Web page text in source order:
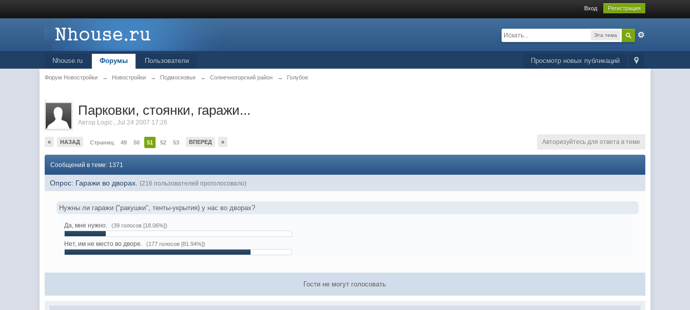
Вход Регистрация
Эта тема
Просмотр новых публикаций
Nhouse.ru Форумы Пользователи
Форум Новостройки → Новостройки → Подмосковье → Солнечногорский район → Голубое
.
Парковки, стоянки, гаражи...
Автор Logic ,Jul 24 2007 17:26
« НАЗАД Страниц 49 50 51 52 53 ВПЕРЕД » Авторизуйтесь для ответа в теме
Сообщений в теме: 1371
Опрос: Гаражи во дворах.(216 пользователей проголосовало)
Нужны ли гаражи ("ракушки", тенты-укрытия) у нас во дворах?
Да, мне нужно. (39 голосов [18.06%])
Нет, им не место во дворе. (177 голосов [81.94%])
Гости не могут голосовать